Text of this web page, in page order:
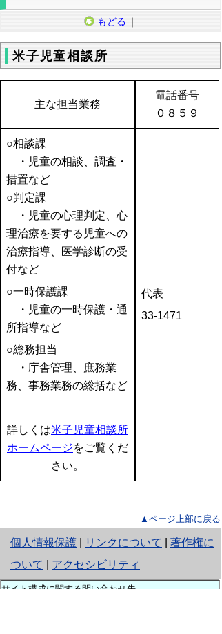
もどる ｜
米子児童相談所
主な担当業務
電話番号
０８５９
○相談課
・児童の相談、調査・
措置など
○判定課
・児童の心理判定、心
理治療を要する児童への
治療指導、医学診断の受
付など
○一時保護課
・児童の一時保護・通
所指導など
○総務担当
・庁舎管理、庶務業
務、事務業務の総括など
詳しくは米子児童相談所
ホームページをご覧くだ
さい。
代表
33-1471
▲ページ上部に戻る
個人情報保護
と
り
ネ
リンクについて
著作権に
ついて
アクセシビリティ
サイト構成に関する問い合わせ先